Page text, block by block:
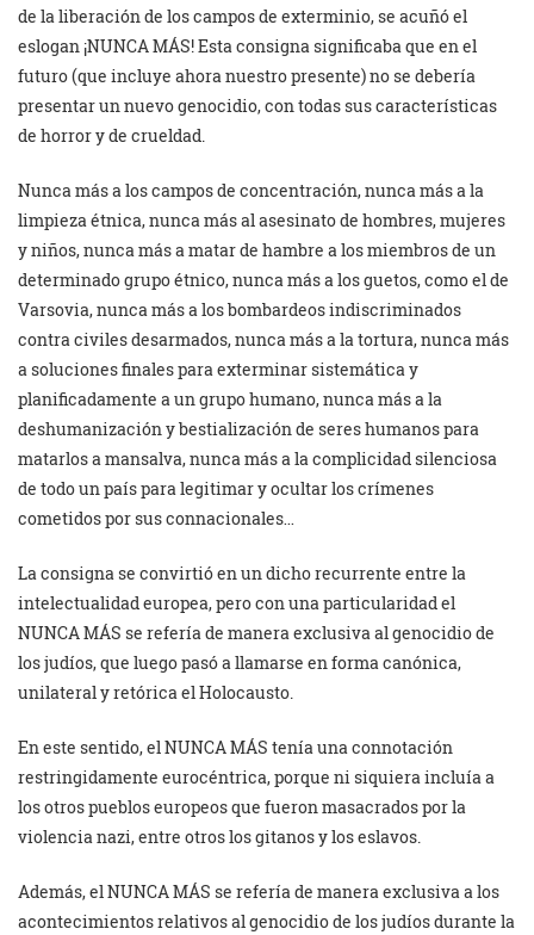
de la liberación de los campos de exterminio, se acuñó el
eslogan ¡NUNCA MÁS! Esta consigna significaba que en el
futuro (que incluye ahora nuestro presente) no se debería
presentar un nuevo genocidio, con todas sus características
de horror y de crueldad.
Nunca más a los campos de concentración, nunca más a la
limpieza étnica, nunca más al asesinato de hombres, mujeres
y niños, nunca más a matar de hambre a los miembros de un
determinado grupo étnico, nunca más a los guetos, como el de
Varsovia, nunca más a los bombardeos indiscriminados
contra civiles desarmados, nunca más a la tortura, nunca más
a soluciones finales para exterminar sistemática y
planificadamente a un grupo humano, nunca más a la
deshumanización y bestialización de seres humanos para
matarlos a mansalva, nunca más a la complicidad silenciosa
de todo un país para legitimar y ocultar los crímenes
cometidos por sus connacionales…
La consigna se convirtió en un dicho recurrente entre la
intelectualidad europea, pero con una particularidad el
NUNCA MÁS se refería de manera exclusiva al genocidio de
los judíos, que luego pasó a llamarse en forma canónica,
unilateral y retórica el Holocausto.
En este sentido, el NUNCA MÁS tenía una connotación
restringidamente eurocéntrica, porque ni siquiera incluía a
los otros pueblos europeos que fueron masacrados por la
violencia nazi, entre otros los gitanos y los eslavos.
Además, el NUNCA MÁS se refería de manera exclusiva a los
acontecimientos relativos al genocidio de los judíos durante la